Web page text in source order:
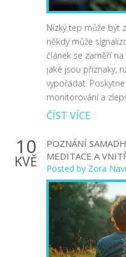
Nízký tep může být
někdy může
článek se zaměří
jaké jsou příznaky,
vypořádat.
monitorování a
ČÍST VÍCE
10
KVĚ
POZNÁNÍ
MEDITACE A
Posted by Zora